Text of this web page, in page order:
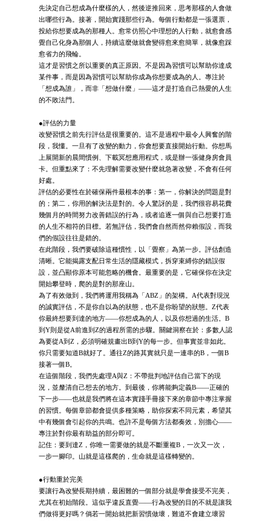
先決定自己想成為什麼樣的人，然後逆推回來，思考那樣的人會做
出哪些行為。接著，開始實踐那些行為。每個行動都是一張選票，
投給你想要成為的那種人。愈常仿照心中理想的人行動，就愈會感
覺自己化身為那個人，持續這麼做就會變得愈來愈簡單，就像愈踩
愈省力的飛輪。
這才是習慣之所以重要的真正原因。不是因為習慣可以幫助你達成
某件事，而是因為習慣可以幫助你成為你想要成為的人。專注於
「想成為誰」，而非「想做什麼」——這才是打造自己熱愛的人生
的不敗法門。
●評估的力量
改變習慣之前先行評估是很重要的。這不是過程中最令人興奮的階
段，我懂。一旦有了改變的動力，你會想要直接開始行動。你想馬
上展開新的晨間慣例、下載冥想應用程式，或是辦一張健身房會員
卡。但重點來了：不先理解需要改變什麼就急著改變，不會有任何
好處。
評估的必要性在於確保兩件最根本的事：第一，你解決的問題是對
的；第二，你用的解決法是對的。令人驚訝的是，我們很容易花費
幾個月的時間努力改善錯誤的行為，或者追逐一個與自己想要打造
的人生不相符的目標。若無評估，我們會自然而然仰賴假設，而我
們的假設往往是錯的。
在此階段，我們要破除這種慣性，以「覺察」為第一步。評估創造
清晰。它能揭露支配日常生活的隱藏模式，拆穿束縛你的錯誤假
設，並凸顯你原本可能忽略的機會。最重要的是，它確保你在決定
開始攀登時，爬的是對的那座山。
為了有效做到，我們將運用我稱為「ABZ」的架構。A代表對現況
的誠實評估，不是你自以為的狀態，也不是你盼望的狀態。Z代表
你最終想要到達的地方——你想成為的人，以及你想過的生活。B
到Y則是從A前進到Z的過程所需的步驟。關鍵洞察在於：多數人認
為要從A到Z，必須明確規畫出B到Y的每一步。但事實並非如此。
你只需要知道B就好了。通往Z的路其實就只是一連串的B，一個B
接著一個B。
在這個階段，我們先處理A與Z：不帶批判地評估自己當下的現
況，並釐清自己想去的地方。到最後，你將能夠定義B——正確的
下一步——也就是我們將在這本實踐手冊接下來的章節中專注掌握
的習慣。每個章節都會提供多種策略，助你探索不同元素，希望其
中有幾個會引起你的共鳴。也許不是每個方法都奏效，別擔心——
專注於對你最有助益的部分即可。
記住：要到達Z，你唯一需要做的就是不斷重複B，一次又一次，
一步一腳印。山就是這樣爬的，生命就是這樣轉變的。
●行動重於完美
要讓行為改變長期持續，最困難的一個部分就是學會接受不完美，
尤其在初始階段。這似乎違反直覺——行為改變的目的不就是讓我
們做得更好嗎？倘若一開始就把新習慣做壞，難道不會建立壞習